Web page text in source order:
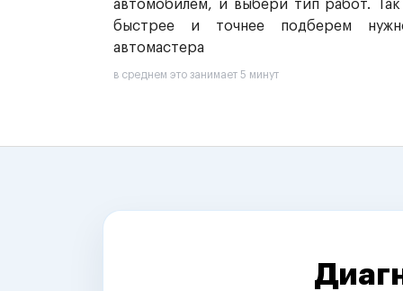
автомобилем, и выбери тип работ.
быстрее и точнее подберем
автомастера
в среднем это занимает 5 минут